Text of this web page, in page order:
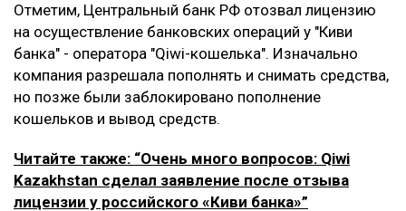
Отметим, Центральный банк РФ отозвал лицензию
на осуществление банковских операций у "Киви
банка" - оператора "Qiwi-кошелька". Изначально
компания разрешала пополнять и снимать средства,
но позже были заблокировано пополнение
кошельков и вывод средств.
Читайте также: “Очень много вопросов: Qiwi
Kazakhstan сделал заявление после отзыва
лицензии у российского «Киви банка»”